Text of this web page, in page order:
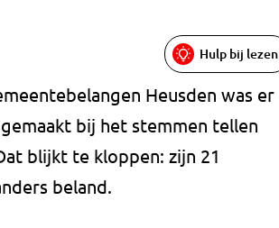
Hulp bij lezen
Heusden was er
bij het stemmen tellen
blijkt te kloppen: zijn 21
beland.